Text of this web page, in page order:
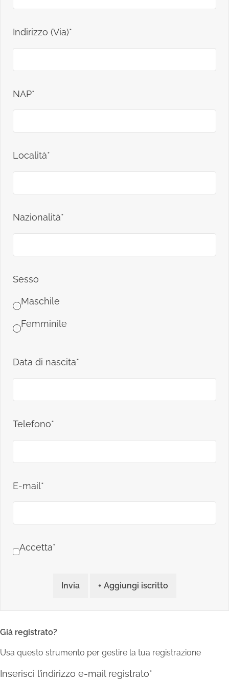
Indirizzo (Via)*
NAP*
Località*
Nazionalità*
Sesso
Maschile
Femminile
Data di nascita*
Telefono*
E-mail*
Accetta*
Invia + Aggiungi iscritto
Già registrato?
Usa questo strumento per gestire la tua registrazione
Inserisci l’indirizzo e-mail registrato*